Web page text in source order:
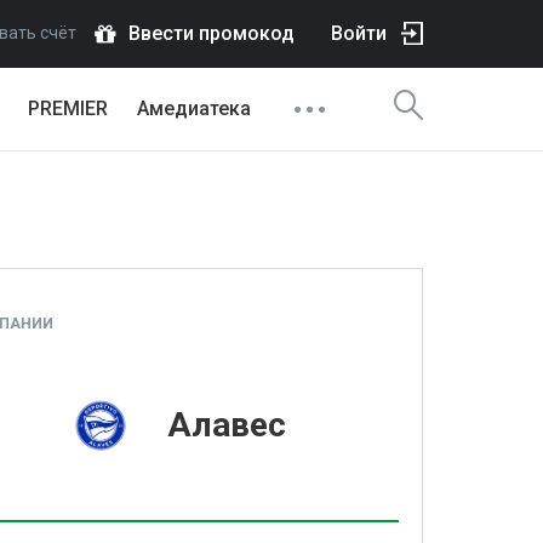
счёт Ввести промокод Войти
PREMIER Амедиатека
Алавес